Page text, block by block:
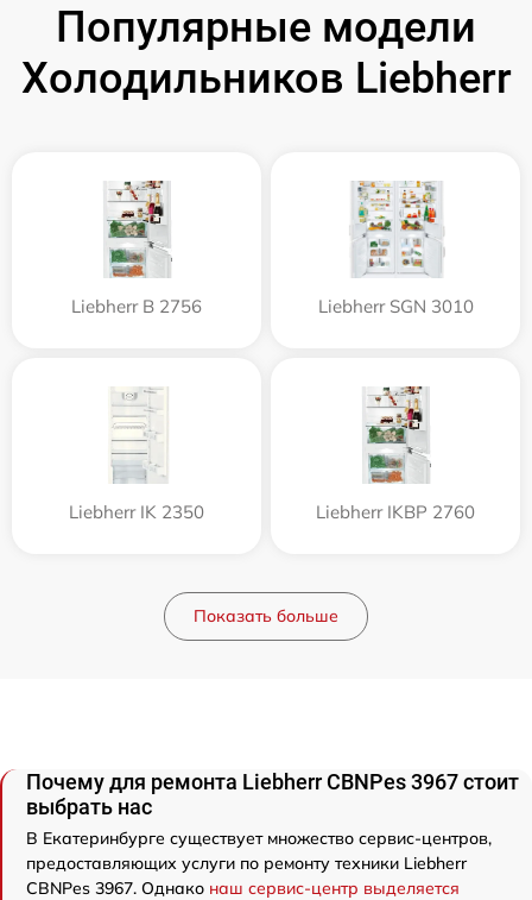
Популярные модели
Холодильников Liebherr
Liebherr B 2756 Liebherr SGN 3010
Liebherr IK 2350 Liebherr IKBP 2760
Показать больше
Почему для ремонта Liebherr CBNPes 3967 стоит
выбрать нас
В Екатеринбурге существует множество сервис-центров,
предоставляющих услуги по ремонту техники Liebherr
CBNPes 3967. Однако наш сервис-центр выделяется